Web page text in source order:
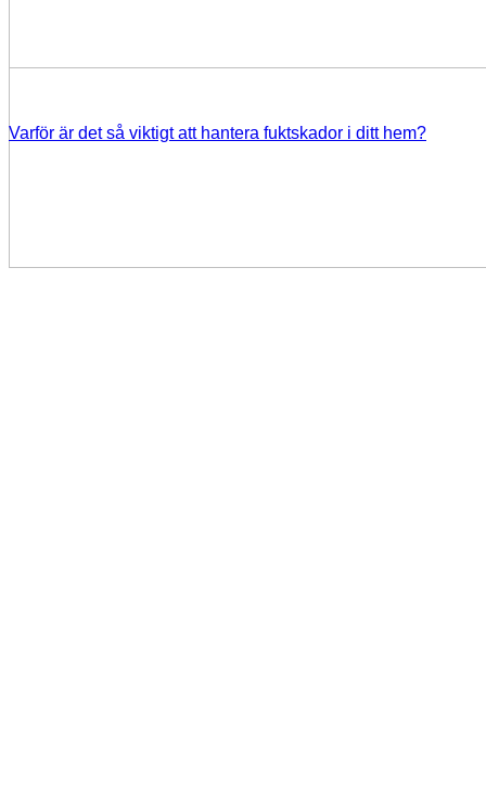
Varför är det så viktigt att hantera fuktskador i ditt hem?